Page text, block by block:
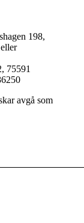
198,
75591
avgå som